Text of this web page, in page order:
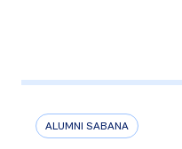
ALUMNI SABANA